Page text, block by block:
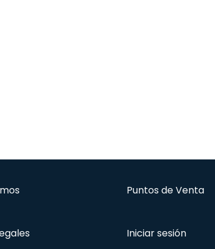
Puntos de Venta
Iniciar sesión